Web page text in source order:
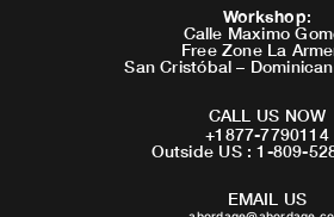
Workshop:
Calle Maximo
Free Zone La
San Cristóbal –
CALL US NOW
+1877-7790114
Outside US : 1-809-
EMAIL US